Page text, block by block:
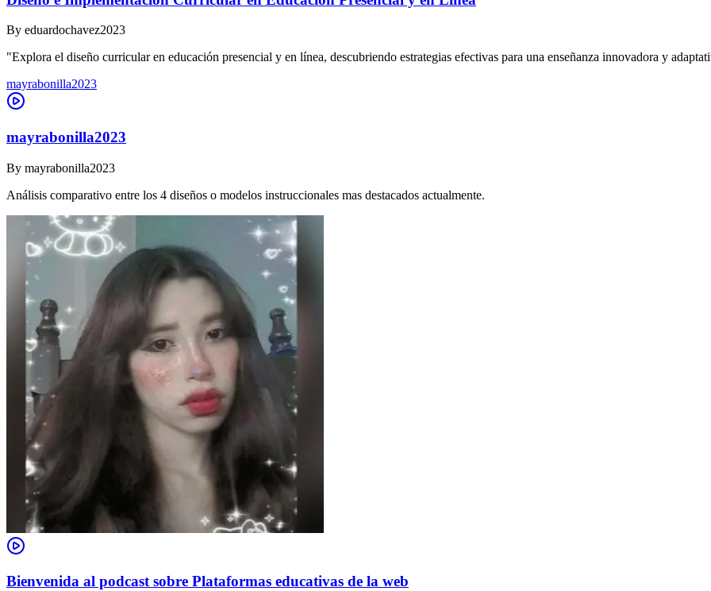
By eduardochavez2023
"Explora el diseño curricular en educación presencial y en línea, descubriendo estrategias efectivas para una enseñanza innovadora y
mayrabonilla2023
mayrabonilla2023
By mayrabonilla2023
Análisis comparativo entre los 4 diseños o modelos instruccionales mas destacados actualmente.
Bienvenida al podcast sobre Plataformas educativas de la web